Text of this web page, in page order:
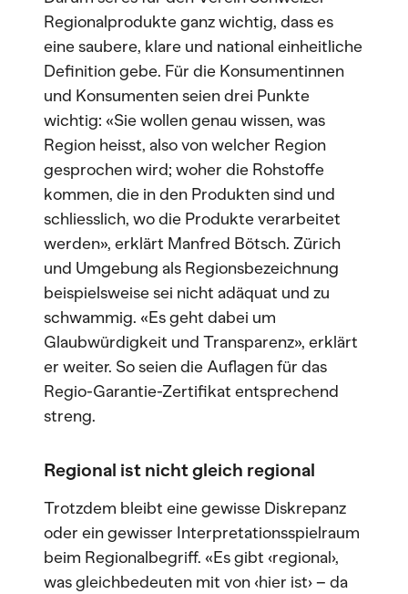
Regionalprodukte ganz wichtig, dass es
eine saubere, klare und national einheitliche
Definition gebe. Für die Konsumentinnen
und Konsumenten seien drei Punkte
wichtig: «Sie wollen genau wissen, was
Region heisst, also von welcher Region
gesprochen wird; woher die Rohstoffe
kommen, die in den Produkten sind und
schliesslich, wo die Produkte verarbeitet
werden», erklärt Manfred Bötsch. Zürich
und Umgebung als Regionsbezeichnung
beispielsweise sei nicht adäquat und zu
schwammig. «Es geht dabei um
Glaubwürdigkeit und Transparenz», erklärt
er weiter. So seien die Auflagen für das
Regio-Garantie-Zertifikat entsprechend
streng.
Regional ist nicht gleich regional
Trotzdem bleibt eine gewisse Diskrepanz
oder ein gewisser Interpretationsspielraum
beim Regionalbegriff. «Es gibt ‹regional›,
was gleichbedeuten mit von ‹hier ist› – da